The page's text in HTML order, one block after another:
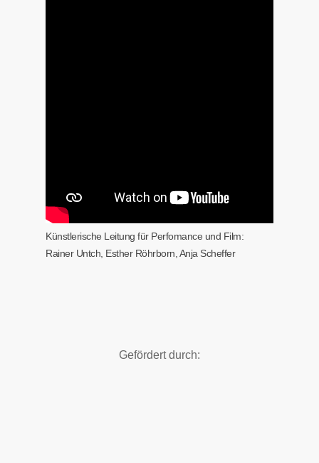
Künstlerische Leitung für Perfomance und Film:
Rainer Untch, Esther Röhrborn, Anja Scheffer
Gefördert durch: